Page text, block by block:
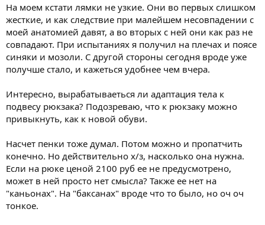
На моем кстати лямки не узкие. Они во первых слишком
жесткие, и как следствие при малейшем несовпадении с
моей анатомией давят, а во вторых с ней они как раз не
совпадают. При испытаниях я получил на плечах и поясе
синяки и мозоли. С другой стороны сегодня вроде уже
получше стало, и кажеться удобнее чем вчера.
Интересно, вырабатываеться ли адаптация тела к
подвесу рюкзака? Подозреваю, что к рюкзаку можно
привыкнуть, как к новой обуви.
Насчет пенки тоже думал. Потом можно и пропатчить
конечно. Но действительно х/з, насколько она нужна.
Если на рюке ценой 2100 руб ее не предусмотрено,
может в ней просто нет смысла? Также ее нет на
"каньонах". На "баксанах" вроде что то было, но оч оч
тонкое.